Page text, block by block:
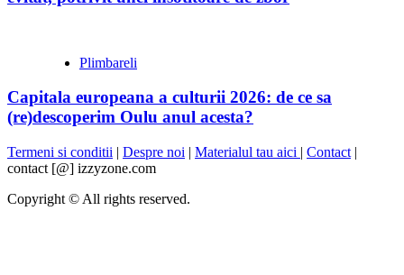
Plimbareli
Capitala europeana a culturii 2026: de ce sa
(re)descoperim Oulu anul acesta?
Termeni si conditii | Despre noi | Materialul tau aici | Contact |
contact [@] izzyzone.com
Copyright © All rights reserved.